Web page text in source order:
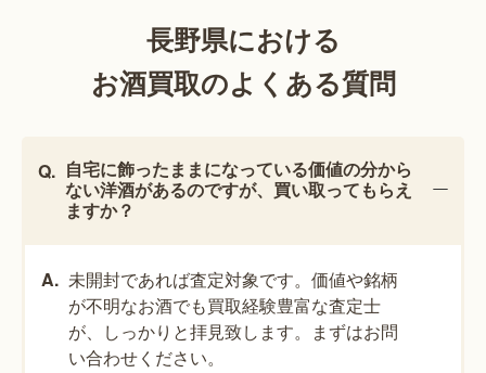
長野県における
お酒買取のよくある質問
自宅に飾ったままになっている価値の分から
ない洋酒があるのですが、買い取ってもらえ
ますか？
未開封であれば査定対象です。価値や銘柄
が不明なお酒でも買取経験豊富な査定士
が、しっかりと拝見致します。まずはお問
い合わせください。